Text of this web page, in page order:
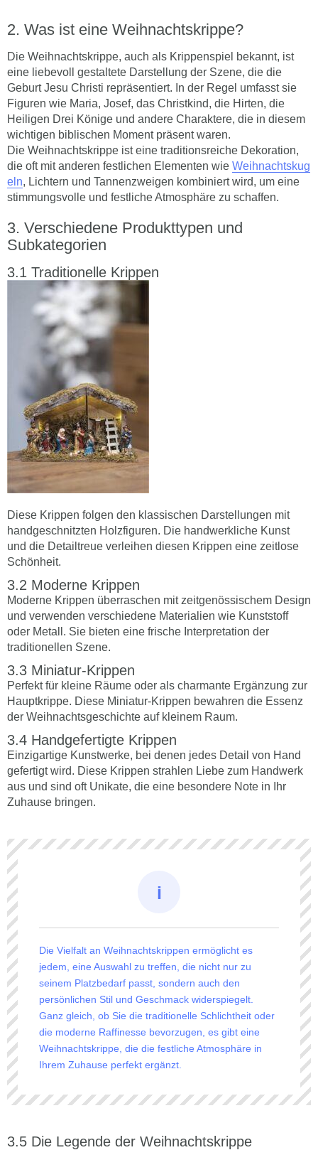
Was ist eine Weihnachtskrippe?
Die Weihnachtskrippe, auch als Krippenspiel bekannt, ist
eine liebevoll gestaltete Darstellung der Szene, die die
Geburt Jesu Christi repräsentiert. In der Regel umfasst sie
Figuren wie Maria, Josef, das Christkind, die Hirten, die
Heiligen Drei Könige und andere Charaktere, die in diesem
wichtigen biblischen Moment präsent waren.
Die Weihnachtskrippe ist eine traditionsreiche Dekoration,
die oft mit anderen festlichen Elementen wie Weihnachtskug
eln, Lichtern und Tannenzweigen kombiniert wird, um eine
stimmungsvolle und festliche Atmosphäre zu schaffen.
Verschiedene Produkttypen und
Subkategorien
Traditionelle Krippen
Diese Krippen folgen den klassischen Darstellungen mit
handgeschnitzten Holzfiguren. Die handwerkliche Kunst
und die Detailtreue verleihen diesen Krippen eine zeitlose
Schönheit.
Moderne Krippen
Moderne Krippen überraschen mit zeitgenössischem Design
und verwenden verschiedene Materialien wie Kunststoff
oder Metall. Sie bieten eine frische Interpretation der
traditionellen Szene.
Miniatur-Krippen
Perfekt für kleine Räume oder als charmante Ergänzung zur
Hauptkrippe. Diese Miniatur-Krippen bewahren die Essenz
der Weihnachtsgeschichte auf kleinem Raum.
Handgefertigte Krippen
Einzigartige Kunstwerke, bei denen jedes Detail von Hand
gefertigt wird. Diese Krippen strahlen Liebe zum Handwerk
aus und sind oft Unikate, die eine besondere Note in Ihr
Zuhause bringen.
Die Vielfalt an Weihnachtskrippen ermöglicht es
jedem, eine Auswahl zu treffen, die nicht nur zu
seinem Platzbedarf passt, sondern auch den
persönlichen Stil und Geschmack widerspiegelt.
Ganz gleich, ob Sie die traditionelle Schlichtheit oder
die moderne Raffinesse bevorzugen, es gibt eine
Weihnachtskrippe, die die festliche Atmosphäre in
Ihrem Zuhause perfekt ergänzt.
Die Legende der Weihnachtskrippe